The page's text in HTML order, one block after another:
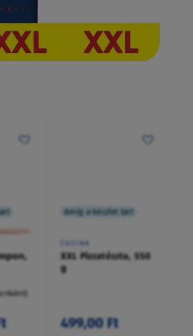
A termék nem érkezett meg!
Amíg a készlet tart
CUCINA
XXL Pizzatészta, 550
g
499,00 Ft